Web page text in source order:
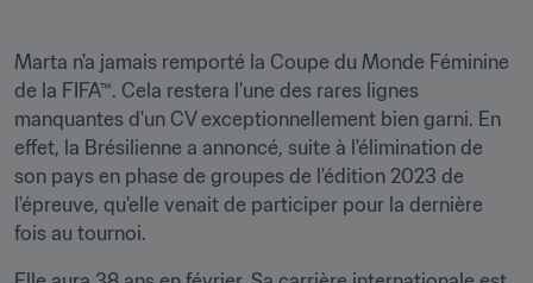
Marta n'a jamais remporté la Coupe du Monde Féminine
de la FIFA™. Cela restera l'une des rares lignes
manquantes d'un CV exceptionnellement bien garni. En
effet, la Brésilienne a annoncé, suite à l'élimination de
son pays en phase de groupes de l'édition 2023 de
l'épreuve, qu'elle venait de participer pour la dernière
fois au tournoi.